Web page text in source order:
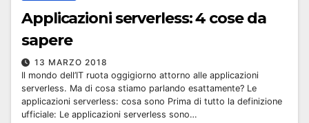
Applicazioni serverless: 4 cose da
sapere
13 MARZO 2018
Il mondo dell’IT ruota oggigiorno attorno alle applicazioni
serverless. Ma di cosa stiamo parlando esattamente? Le
applicazioni serverless: cosa sono Prima di tutto la definizione
ufficiale: Le applicazioni serverless sono…